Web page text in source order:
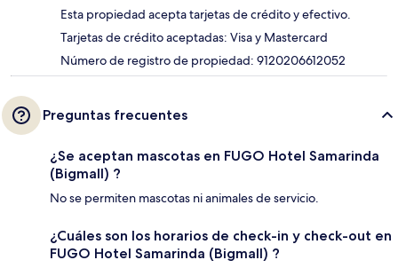
Esta propiedad acepta tarjetas de crédito y efectivo.
Tarjetas de crédito aceptadas: Visa y Mastercard
Número de registro de propiedad: 9120206612052
Preguntas frecuentes
¿Se aceptan mascotas en FUGO Hotel Samarinda
(Bigmall) ?
No se permiten mascotas ni animales de servicio.
¿Cuáles son los horarios de check-in y check-out en
FUGO Hotel Samarinda (Bigmall) ?